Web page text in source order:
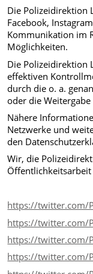
Die Polizeidirektion
Facebook,
Kommunikation im
Möglichkeiten.
Die Polizeidirektion
effektiven
durch die o. a.
oder die
Nähere
Netzwerke und
den
Wir, die
Öffentlichkeitsarbeit
https://twitter.com/
https://twitter.com/
https://twitter.com/
https://twitter.com/